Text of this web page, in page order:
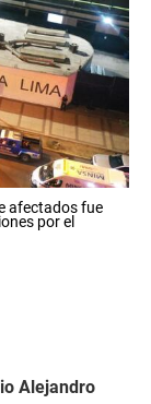
afectados fue
por el
Alejandro